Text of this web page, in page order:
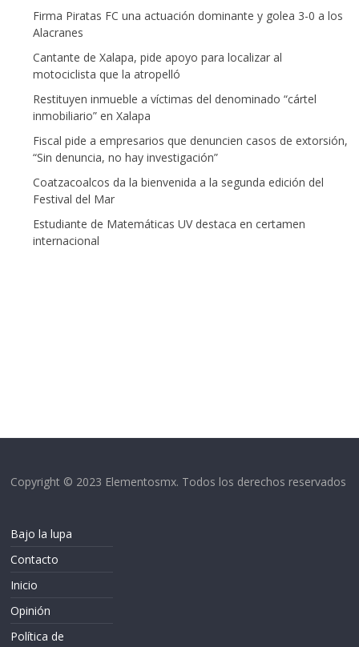
Firma Piratas FC una actuación dominante y golea 3-0 a los
Alacranes
Cantante de Xalapa, pide apoyo para localizar al
motociclista que la atropelló
Restituyen inmueble a víctimas del denominado “cártel
inmobiliario” en Xalapa
Fiscal pide a empresarios que denuncien casos de extorsión,
“Sin denuncia, no hay investigación”
Coatzacoalcos da la bienvenida a la segunda edición del
Festival del Mar
Estudiante de Matemáticas UV destaca en certamen
internacional
Copyright © 2023 Elementosmx. Todos los derechos reservados
Bajo la lupa
Contacto
Inicio
Opinión
Política de